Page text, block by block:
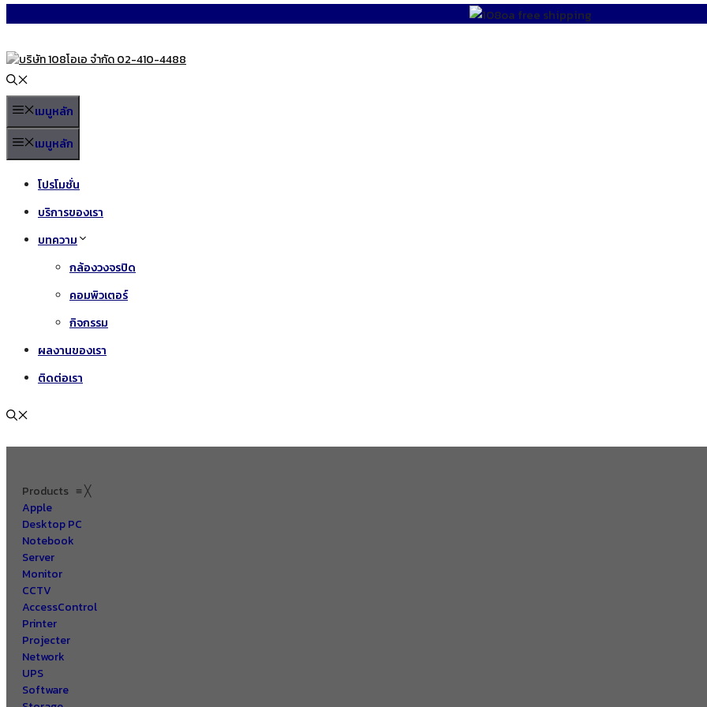
to
content
เมนูหลัก
เมนูหลัก
โปรโมชั่น
บริการของเรา
บทความ
กล้องวงจรปิด
คอมพิวเตอร์
กิจกรรม
ผลงานของเรา
ติดต่อเรา
Products ≡╳
Apple
Desktop PC
Notebook
Server
Monitor
CCTV
AccessControl
Printer
Projecter
Network
UPS
Software